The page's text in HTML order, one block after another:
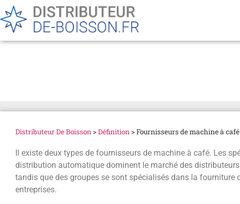
Distributeur De Boisson>Définition>Fournisseurs de machine à
Il existe deux types de fournisseurs de machine à café. Les
distribution automatique dominent le marché des
tandis que des groupes se sont spécialisés dans la fourniture
entreprises.